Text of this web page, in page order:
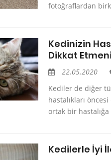
fotoğraflardan
Kedinizin
Dikkat
22.05.2020
Kediler de diğer
hastalıkları
ortak bir
Kedilerle İyi